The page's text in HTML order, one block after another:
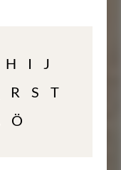
H I
J
R S
T
Ö